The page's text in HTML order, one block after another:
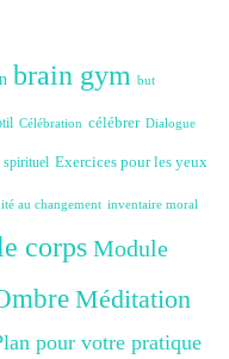
brain gym but
Célébration célébrer Dialogue
spirituel Exercices pour les yeux
au changement inventaire moral
corps Module
Méditation
pour votre pratique